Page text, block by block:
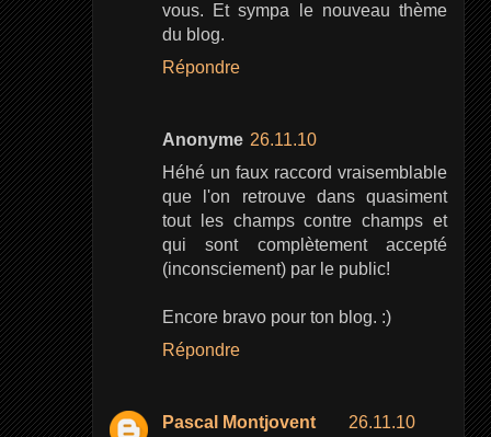
vous. Et sympa le nouveau thème
du blog.
Répondre
Anonyme 26.11.10
Héhé un faux raccord vraisemblable
que l'on retrouve dans quasiment
tout les champs contre champs et
qui sont complètement accepté
(inconsciement) par le public!
Encore bravo pour ton blog. :)
Répondre
Pascal Montjovent
26.11.10